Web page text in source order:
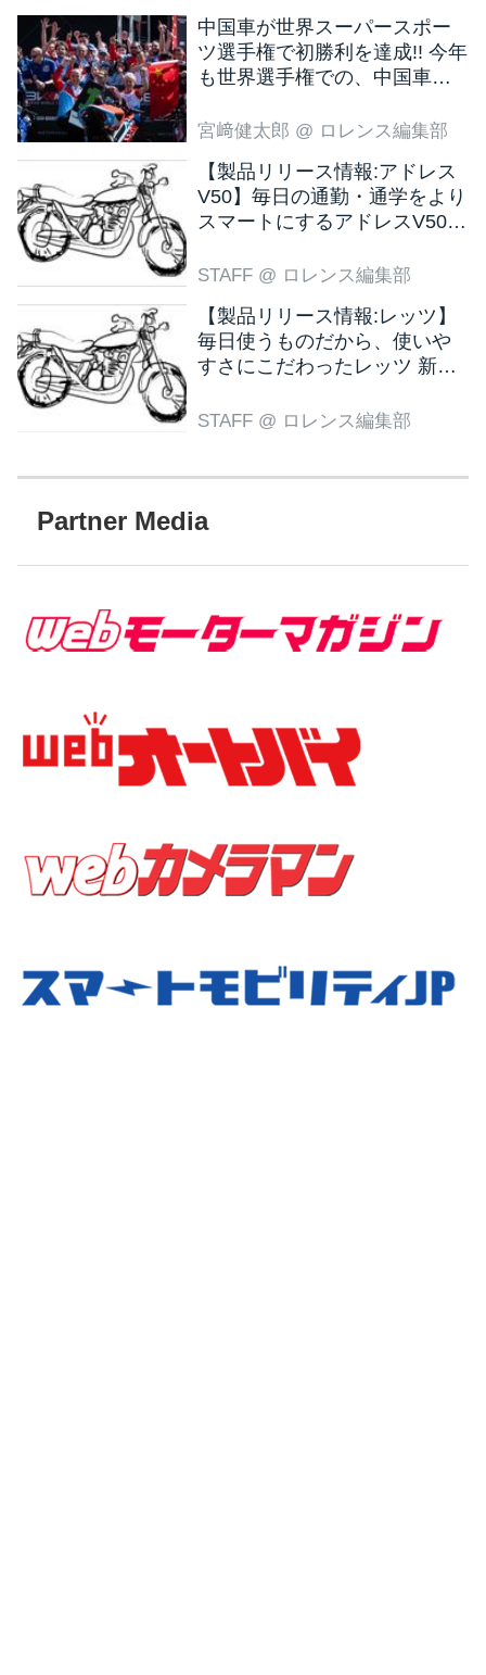
中国車が世界スーパースポー
ツ選手権で初勝利を達成!! 今年
も世界選手権での、中国車の
宮﨑健太郎 @ ロレンス編集部
【製品リリース情報:アドレス
V50】毎日の通勤・通学をより
スマートにするアドレスV50
STAFF @ ロレンス編集部
【製品リリース情報:レッツ】
毎日使うものだから、使いや
すさにこだわったレッツ 新色
STAFF @ ロレンス編集部
Partner Media